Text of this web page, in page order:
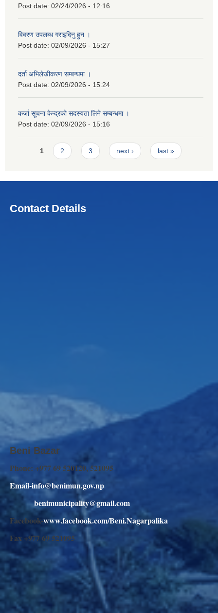
Post date: 02/24/2026 - 12:16
विवरण उपलब्ध गराइदिनु हुन ।
Post date: 02/09/2026 - 15:27
दर्ता अभिलेखीकरण सम्बन्धमा ।
Post date: 02/09/2026 - 15:24
कर्जा सूचना केन्द्रको सदस्यता लिने सम्बन्धमा ।
Post date: 02/09/2026 - 15:16
Pages
1 2 3 next › last »
Contact Details
Beni Bazar
Phone: +977 69 520120, 521095
Email-info@benimun.gov.np
benimunicipality@gmail.com
Facebook-www.facebook.com/Beni.Nagarpalika
Fax +977 69 521095